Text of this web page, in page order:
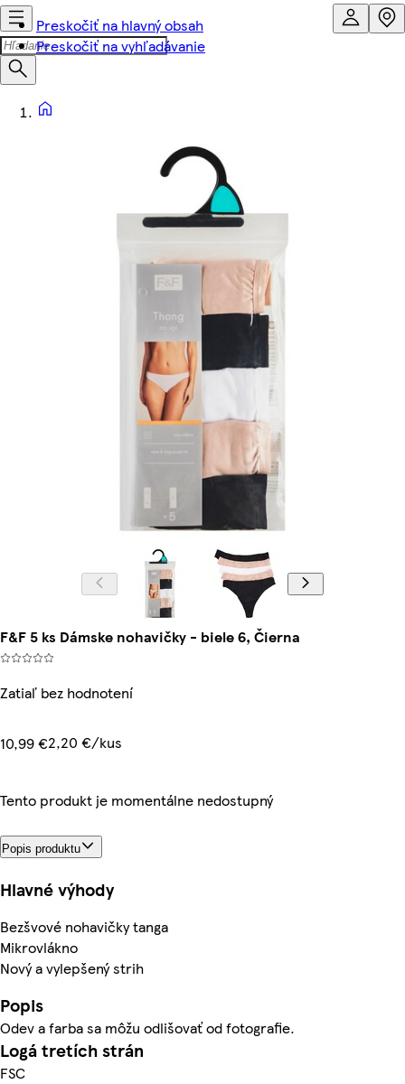
Preskočiť na hlavný obsah
Preskočiť na vyhľadávanie
F&F 5 ks Dámske nohavičky - biele 6, Čierna
Zatiaľ bez hodnotení
10,99 €2,20 €/kus
Tento produkt je momentálne nedostupný
Popis produktu
Hlavné výhody
Bezšvové nohavičky tanga
Mikrovlákno
Nový a vylepšený strih
Popis
Odev a farba sa môžu odlišovať od fotografie.
Logá tretích strán
FSC